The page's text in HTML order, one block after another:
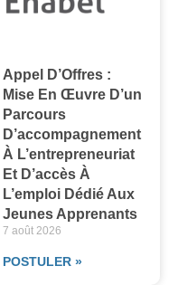
Appel D’Offres :
Mise En Œuvre D’un
Parcours
D’accompagnement
À L’entrepreneuriat
Et D’accès À
L’emploi Dédié Aux
Jeunes Apprenants
7 août 2026
POSTULER »